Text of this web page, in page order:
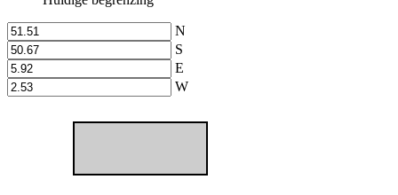
N
S
E
W